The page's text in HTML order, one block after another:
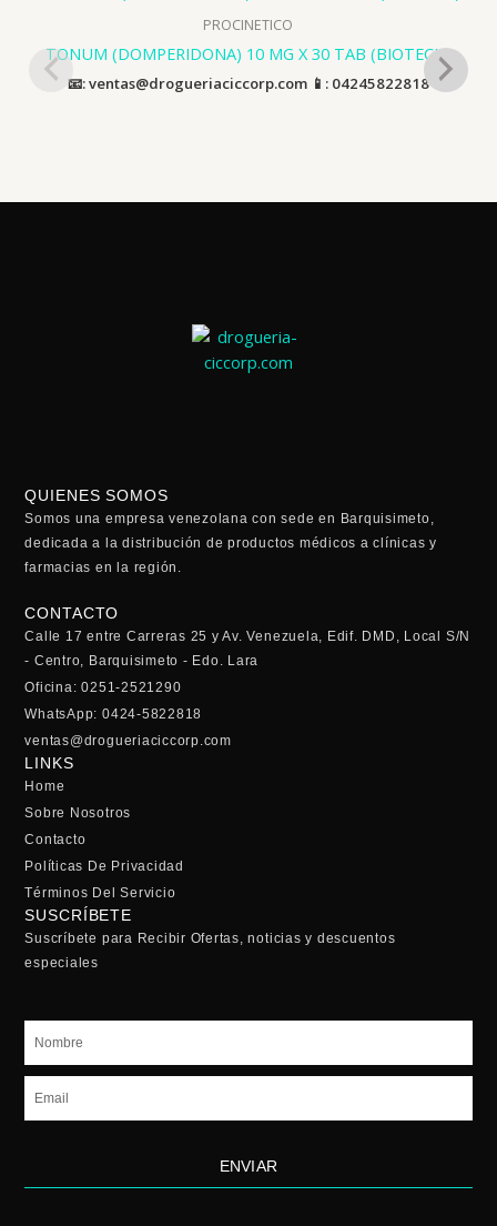
PROCINETICO
TONUM (DOMPERIDONA) 10 MG X 30 TAB (BIOTECH)
📧: ventas@drogueriaciccorp.com 📱: 04245822818
QUIENES SOMOS
Somos una empresa venezolana con sede en Barquisimeto,
dedicada a la distribución de productos médicos a clínicas y
farmacias en la región.
CONTACTO
Calle 17 entre Carreras 25 y Av. Venezuela, Edif. DMD, Local S/N
- Centro, Barquisimeto - Edo. Lara
Oficina: 0251-2521290
WhatsApp: 0424-5822818
ventas@drogueriaciccorp.com
LINKS
Home
Sobre Nosotros
Contacto
Políticas De Privacidad
Términos Del Servicio
SUSCRÍBETE
Suscríbete para Recibir Ofertas, noticias y descuentos
especiales
Nombre
Email
ENVIAR